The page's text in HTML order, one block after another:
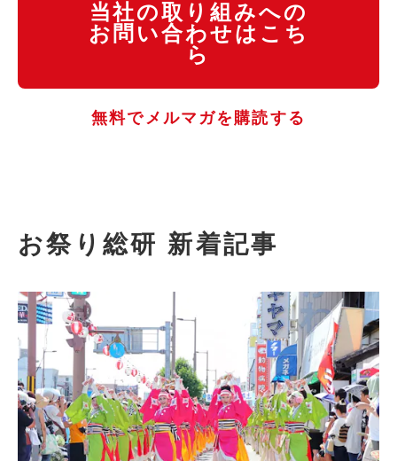
当社の取り組みへの
お問い合わせはこち
ら
無料でメルマガを購読する
お祭り総研 新着記事